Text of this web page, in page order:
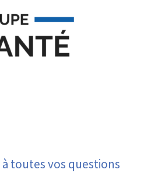
à toutesvos questions